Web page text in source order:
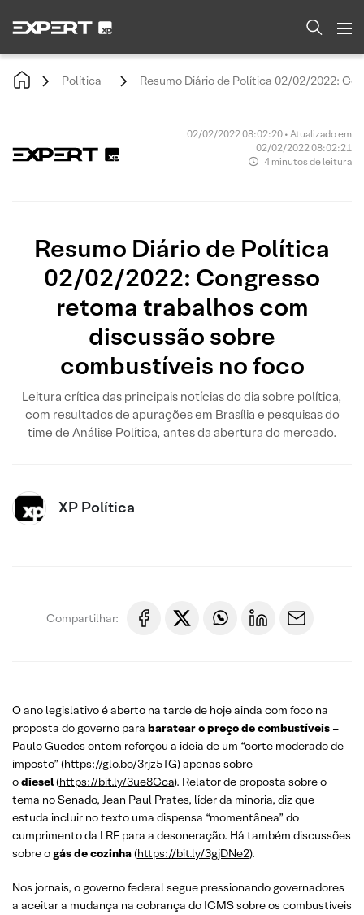
Política Resumo Diário de Política 02/02/2022:
02/02/2022 08:02:20 • Atualizado em
02/02/2022 08:02:21
4 minutos de leitura
Resumo Diário de Política
02/02/2022: Congresso
retoma trabalhos com
discussão sobre
combustíveis no foco
Leitura crítica das principais notícias do dia sobre política,
com resultados de apurações em Brasília e pesquisas do
time de Análise Política, antes da abertura do mercado.
XP Política
Compartilhar:
O ano legislativo é aberto na tarde de hoje ainda com foco na
proposta do governo para baratear o preço de combustíveis –
Paulo Guedes ontem reforçou a ideia de um “corte moderado de
imposto” (https://glo.bo/3rjz5TG) apenas sobre
odiesel(https://bit.ly/3ue8Cca). Relator de proposta sobre o
tema no Senado, Jean Paul Prates, líder da minoria, diz que
estuda incluir no texto uma dispensa “momentânea” do
cumprimento da LRF para a desoneração. Há também discussões
sobre o gás de cozinha(https://bit.ly/3gjDNe2).
Nos jornais, o governo federal segue pressionando governadores
a aceitar a mudança na cobrança do ICMS sobre os combustíveis